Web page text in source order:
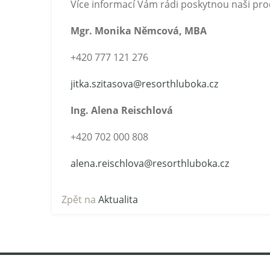
Více informací Vám rádi poskytnou naši
Mgr. Monika Němcová, MBA
+420 777 121 276
jitka.szitasova@resorthluboka.cz
Ing. Alena Reischlová
+420 702 000 808
alena.reischlova@resorthluboka.cz
Zpět na Aktualita